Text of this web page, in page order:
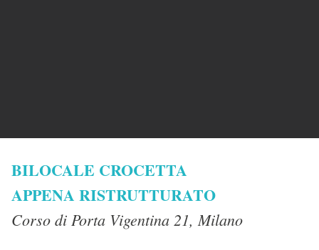
BILOCALE CROCETTA
APPENA RISTRUTTURATO
Corso di Porta Vigentina 21, Milano